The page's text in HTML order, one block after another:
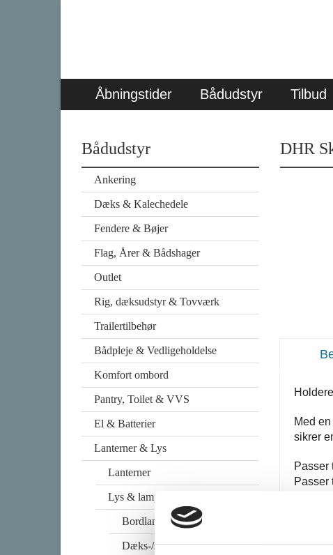
Åbningstider Bådudstyr Tilbud
Bådudstyr
Ankering
Dæks & Kalechedele
Fendere & Bøjer
Flag, Årer & Bådshager
Outlet
Rig, dæksudstyr & Tovværk
Trailertilbehør
Bådpleje & Vedligeholdelse
Komfort ombord
Pantry, Toilet & VVS
El & Batterier
Lanterner & Lys
Lanterner
Lys & lamper
Bordlamper
Dæks-/søge lys
DHR
Med
sikrer
Passer
Passer